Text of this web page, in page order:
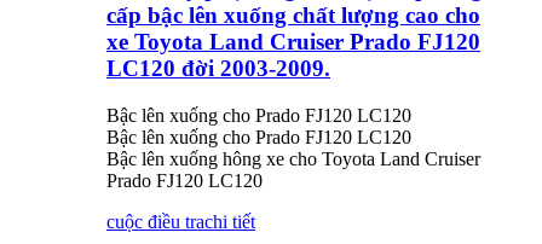
cấp bậc lên xuống chất lượng cao cho
xe Toyota Land Cruiser Prado FJ120
LC120 đời 2003-2009.
Bậc lên xuống cho Prado FJ120 LC120
Bậc lên xuống cho Prado FJ120 LC120
Bậc lên xuống hông xe cho Toyota Land Cruiser
Prado FJ120 LC120
cuộc điều trachi tiết